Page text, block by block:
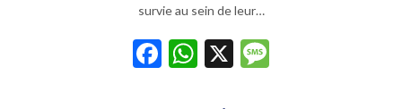
survie au sein de leur…
Facebook
WhatsApp
X